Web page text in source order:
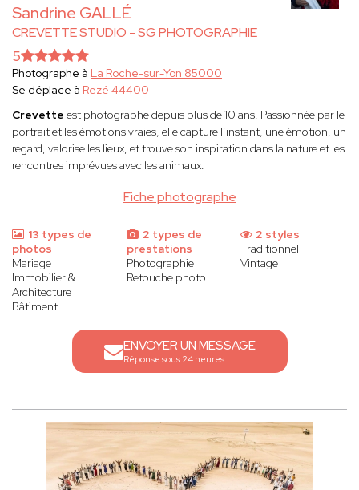
Sandrine GALLÉ
CREVETTE STUDIO - SG PHOTOGRAPHIE
Fiche photographe
5
Photographe à La Roche-sur-Yon 85000
Se déplace à Rezé 44400
Crevette est photographe depuis plus de 10 ans. Passionnée par le
portrait et les émotions vraies, elle capture l’instant, une émotion, un
regard, valorise les lieux, et trouve son inspiration dans la nature et les
rencontres imprévues avec les animaux.
13 types de
photos
Mariage
Immobilier &
Architecture
Bâtiment
2 types de
prestations
Photographie
Retouche photo
2 styles
Traditionnel
Vintage
ENVOYER UN MESSAGE
Réponse sous 24 heures